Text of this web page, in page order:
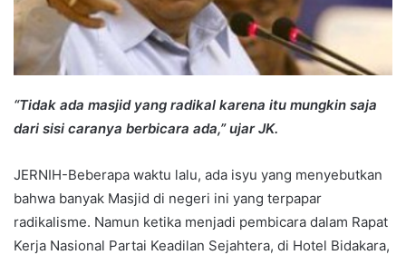
“Tidak ada masjid yang radikal karena itu mungkin saja
dari sisi caranya berbicara ada,” ujar JK.
JERNIH-Beberapa waktu lalu, ada isyu yang menyebutkan
bahwa banyak Masjid di negeri ini yang terpapar
radikalisme. Namun ketika menjadi pembicara dalam Rapat
Kerja Nasional Partai Keadilan Sejahtera, di Hotel Bidakara,